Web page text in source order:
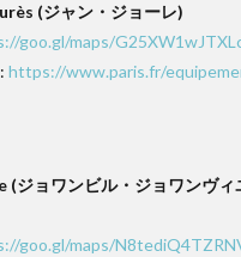
(ジャン・ジョーレ)
goo.gl/maps/
https://www.paris.fr/
(ジョワンビル・ジョワンヴ
goo.gl/maps/